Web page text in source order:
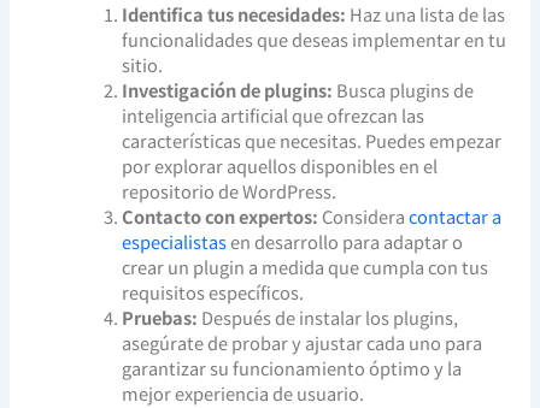
Identifica tus necesidades: Haz una lista de las
funcionalidades que deseas implementar en tu
sitio.
Investigación de plugins: Busca plugins de
inteligencia artificial que ofrezcan las
características que necesitas. Puedes empezar
por explorar aquellos disponibles en el
repositorio de WordPress.
Contacto con expertos: Consideracontactar a
especialistasen desarrollo para adaptar o
crear un plugin a medida que cumpla con tus
requisitos específicos.
Pruebas: Después de instalar los plugins,
asegúrate de probar y ajustar cada uno para
garantizar su funcionamiento óptimo y la
mejor experiencia de usuario.